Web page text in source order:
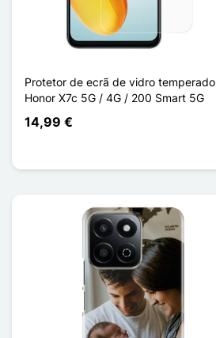
Protetor de ecrã de vidro temperado
Honor X7c 5G / 4G / 200 Smart 5G
14,99 €